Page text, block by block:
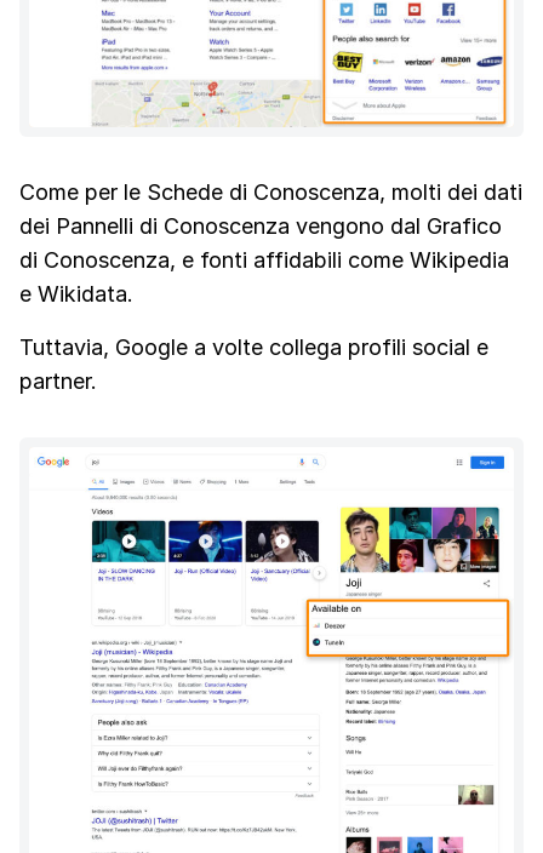
Come per le Schede di Conoscenza, molti dei dati
dei Pannelli di Conoscenza vengono dal Grafico
di Conoscenza, e fonti affidabili come Wikipedia
e Wikidata.
Tuttavia, Google a volte collega profili social e
partner.